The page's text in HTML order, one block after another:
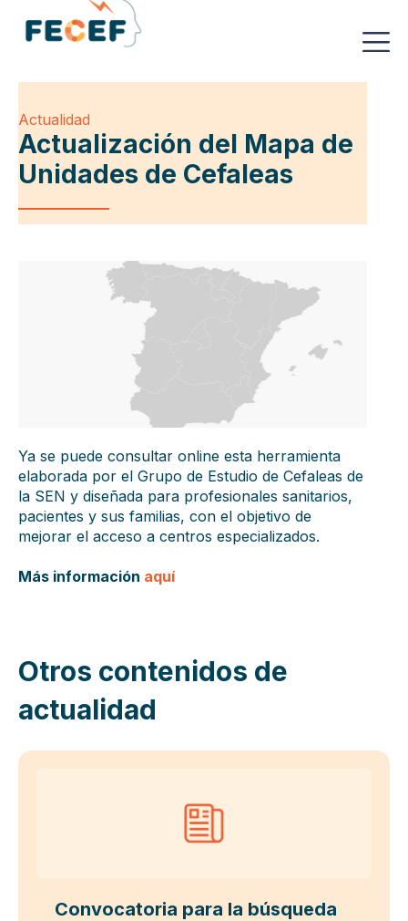
Actualidad
Actualización del Mapa de
Unidades de Cefaleas
Ya se puede consultar online esta herramienta
elaborada por el Grupo de Estudio de Cefaleas de
la SEN y diseñada para profesionales sanitarios,
pacientes y sus familias, con el objetivo de
mejorar el acceso a centros especializados.
Más información aquí
Otros contenidos de
actualidad
Convocatoria para la búsqueda